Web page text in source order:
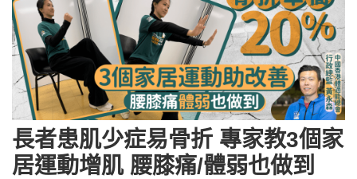
長者患肌少症易骨折 專家教3個家
居運動增肌 腰膝痛/體弱也做到